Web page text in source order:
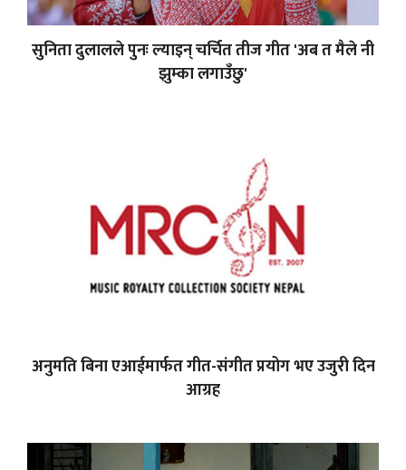
सुनिता दुलालले पुनः ल्याइन् चर्चित तीज गीत 'अब त मैले नी
झुम्का लगाउँछु'
अनुमति बिना एआईमार्फत गीत-संगीत प्रयोग भए उजुरी दिन
आग्रह